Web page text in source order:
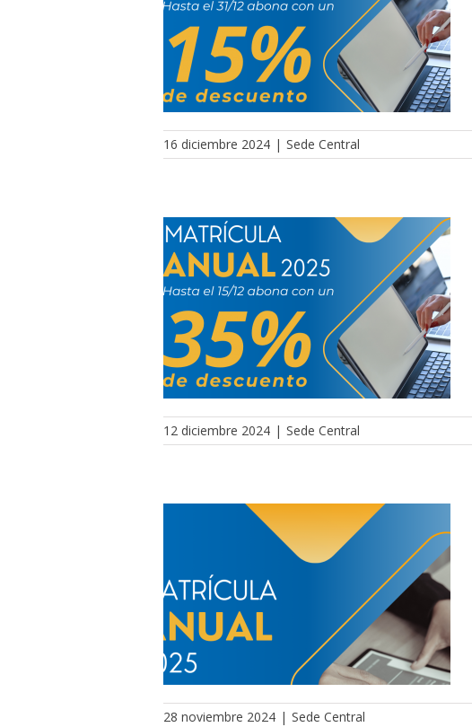
16 diciembre 2024 | Sede Central
12 diciembre 2024 | Sede Central
28 noviembre 2024 | Sede Central